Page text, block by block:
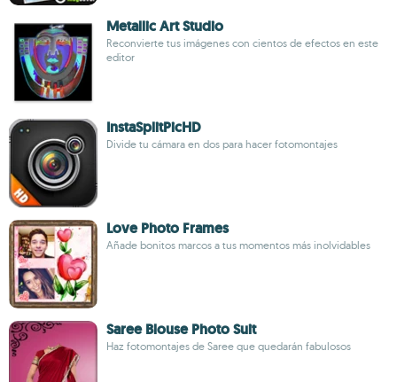
Metallic Art Studio
Reconvierte tus imágenes con cientos de efectos en este
editor
InstaSplitPicHD
Divide tu cámara en dos para hacer fotomontajes
Love Photo Frames
Añade bonitos marcos a tus momentos más inolvidables
Saree Blouse Photo Suit
Haz fotomontajes de Saree que quedarán fabulosos